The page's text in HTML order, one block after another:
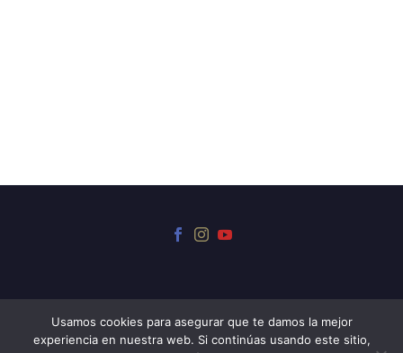
© 2024 Museo Iriarte
Usamos cookies para asegurar que te damos la mejor
experiencia en nuestra web. Si continúas usando este sitio,